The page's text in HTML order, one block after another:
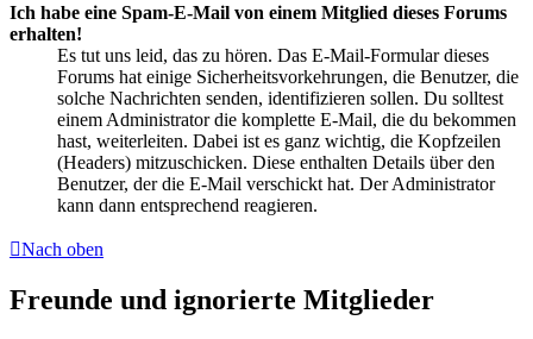
Ich habe eine Spam-E-Mail von einem Mitglied dieses Forums
erhalten!
Es tut uns leid, das zu hören. Das E-Mail-Formular dieses
Forums hat einige Sicherheitsvorkehrungen, die Benutzer, die
solche Nachrichten senden, identifizieren sollen. Du solltest
einem Administrator die komplette E-Mail, die du bekommen
hast, weiterleiten. Dabei ist es ganz wichtig, die Kopfzeilen
(Headers) mitzuschicken. Diese enthalten Details über den
Benutzer, der die E-Mail verschickt hat. Der Administrator
kann dann entsprechend reagieren.
Nach oben
Freunde und ignorierte Mitglieder